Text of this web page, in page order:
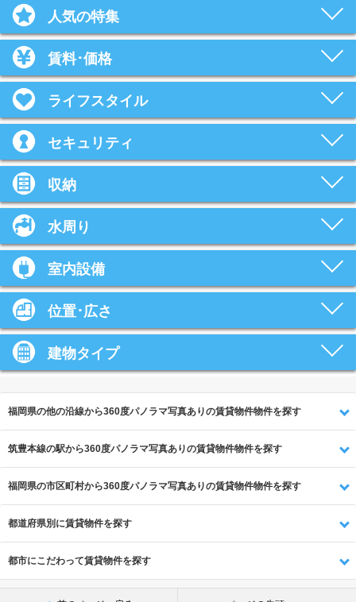
人気の特集
賃料･価格
ライフスタイル
セキュリティ
収納
水周り
室内設備
位置･広さ
建物タイプ
福岡県の他の沿線から360度パノラマ写真ありの賃貸物件物件を探す
筑豊本線の駅から360度パノラマ写真ありの賃貸物件物件を探す
福岡県の市区町村から360度パノラマ写真ありの賃貸物件物件を探す
都道府県別に賃貸物件を探す
都市にこだわって賃貸物件を探す